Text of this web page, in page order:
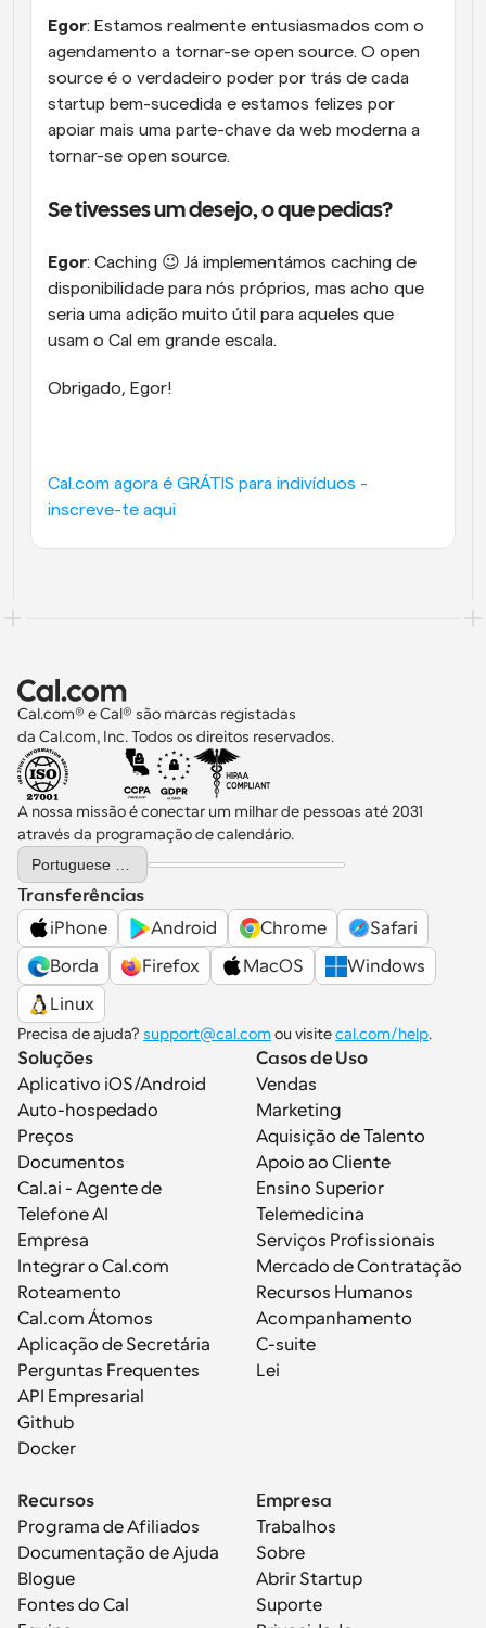
Egor: Estamos realmente entusiasmados com o
agendamento a tornar-se open source. O open
source é o verdadeiro poder por trás de cada
startup bem-sucedida e estamos felizes por
apoiar mais uma parte-chave da web moderna a
tornar-se open source.
Se tivesses um desejo, o que pedias?
Egor: Caching 😉 Já implementámos caching de
disponibilidade para nós próprios, mas acho que
seria uma adição muito útil para aqueles que
usam o Cal em grande escala.
Obrigado, Egor!
Cal.com agora é GRÁTIS para indivíduos -
inscreve-te aqui
Cal.com® e Cal® são marcas registadas
da Cal.com, Inc. Todos os direitos reservados.
A nossa missão é conectar um milhar de pessoas até 2031
através da programação de calendário.
Select Language
Transferências
iPhone
Android Chrome
Safari
Borda
Firefox MacOS
Windows
Linux
Precisa de ajuda? support@cal.com ou visite cal.com/help.
Soluções
Aplicativo iOS/Android
Auto-hospedado
Preços
Documentos
Cal.ai - Agente de
Telefone AI
Empresa
Integrar o Cal.com
Roteamento
Cal.com Átomos
Aplicação de Secretária
Perguntas Frequentes
API Empresarial
Github
Docker
Casos de Uso
Vendas
Marketing
Aquisição de Talento
Apoio ao Cliente
Ensino Superior
Telemedicina
Serviços Profissionais
Mercado de Contratação
Recursos Humanos
Acompanhamento
C-suite
Lei
Recursos
Programa de Afiliados
Documentação de Ajuda
Blogue
Fontes do Cal
Empresa
Trabalhos
Sobre
Abrir Startup
Suporte